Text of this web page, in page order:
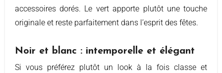
accessoires dorés. Le vert apporte plutôt une touche
originale et reste parfaitement dans l’esprit des fêtes.
Noir et blanc : intemporelle et élégant
Si vous préférez plutôt un look à la fois classe et